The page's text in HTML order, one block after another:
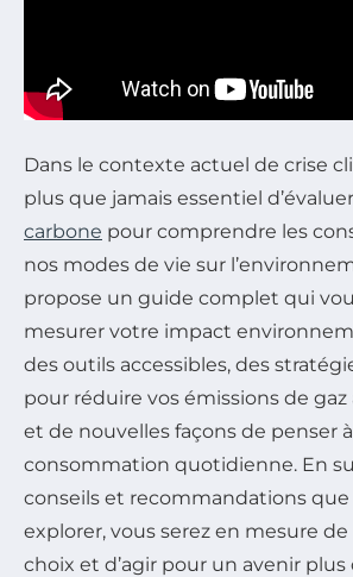
Dans le contexte actuel de crise
plus que jamais essentiel
carbone pour comprendre les
nos modes de vie sur
propose un guide complet qui
mesurer votre impact
des outils accessibles, des
pour réduire vos émissions de gaz
et de nouvelles façons de penser
consommation quotidienne. En
conseils et recommandations que
explorer, vous serez en mesure
choix et d’agir pour un avenir plus